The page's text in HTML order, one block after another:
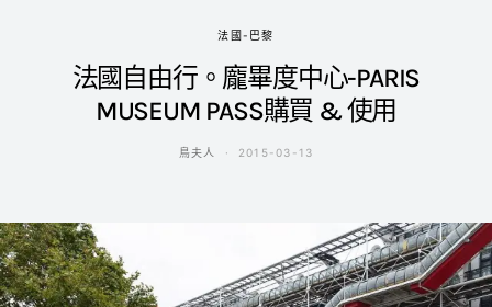
法國-巴黎
法國自由行。龐畢度中心-PARIS
MUSEUM PASS購買 & 使用
鳥夫人 2015-03-13